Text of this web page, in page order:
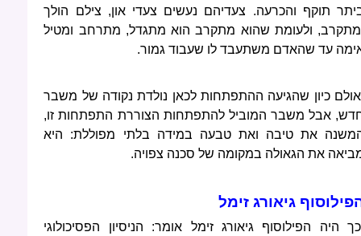
תוקף והכרעה. צעדיהם נעשים צעדי און, צילם הולך
ולעומת שהוא מתקרב הוא מתגדל, מתרחב ומטיל
עד שהאדם משתעבד לו שעבוד גמור.
כיון שהגיעה ההתפתחות לכאן נולדת נקודה של משבר
אבל משבר המוביל להתפתחות הצוררת התפתחות זו,
את טיבה ואת טבעה במידה בלתי מפוללת: היא
את הגאולה במקומה של סכנה צפויה.
גיאורג זימל
היה הפילוסוף גיאורג זימל אומר: הניסיון הפסיכולוגי